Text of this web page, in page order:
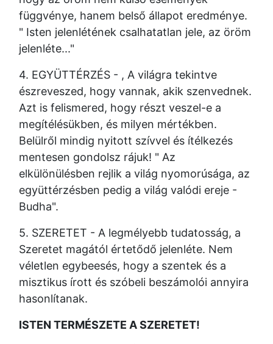
függvénye, hanem belső állapot eredménye.
" Isten jelenlétének csalhatatlan jele, az öröm
jelenléte..."
4. EGYÜTTÉRZÉS - , A világra tekintve
észreveszed, hogy vannak, akik szenvednek.
Azt is felismered, hogy részt veszel-e a
megítélésükben, és milyen mértékben.
Belülről mindig nyitott szívvel és ítélkezés
mentesen gondolsz rájuk! " Az
elkülönülésben rejlik a világ nyomorúsága, az
együttérzésben pedig a világ valódi ereje -
Budha".
5. SZERETET - A legmélyebb tudatosság, a
Szeretet magától értetődő jelenléte. Nem
véletlen egybeesés, hogy a szentek és a
misztikus írott és szóbeli beszámolói annyira
hasonlítanak.
ISTEN TERMÉSZETE A SZERETET!